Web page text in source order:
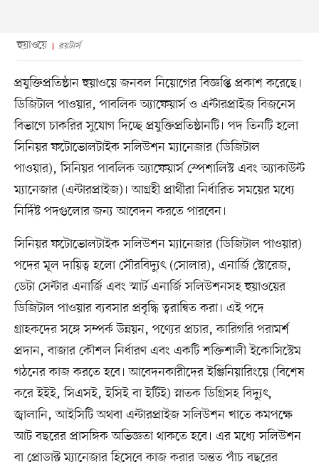
হুয়াওয়ে রয়টার্স
প্রযুক্তিপ্রতিষ্ঠান হুয়াওয়ে জনবল নিয়োগের বিজ্ঞপ্তি প্রকাশ করেছে।
ডিজিটাল পাওয়ার, পাবলিক অ্যাফেয়ার্স ও এন্টারপ্রাইজ বিজনেস
বিভাগে চাকরির সুযোগ দিচ্ছে প্রযুক্তিপ্রতিষ্ঠানটি। পদ তিনটি হলো
সিনিয়র ফটোভোলটাইক সলিউশন ম্যানেজার (ডিজিটাল
পাওয়ার), সিনিয়র পাবলিক অ্যাফেয়ার্স স্পেশালিস্ট এবং অ্যাকাউন্ট
ম্যানেজার (এন্টারপ্রাইজ)। আগ্রহী প্রার্থীরা নির্ধারিত সময়ের মধ্যে
নির্দিষ্ট পদগুলোর জন্য আবেদন করতে পারবেন।
সিনিয়র ফটোভোলটাইক সলিউশন ম্যানেজার (ডিজিটাল পাওয়ার)
পদের মূল দায়িত্ব হলো সৌরবিদ্যুৎ (সোলার), এনার্জি স্টোরেজ,
ডেটা সেন্টার এনার্জি এবং স্মার্ট এনার্জি সলিউশনসহ হুয়াওয়ের
ডিজিটাল পাওয়ার ব্যবসার প্রবৃদ্ধি ত্বরান্বিত করা। এই পদে
গ্রাহকদের সঙ্গে সম্পর্ক উন্নয়ন, পণ্যের প্রচার, কারিগরি পরামর্শ
প্রদান, বাজার কৌশল নির্ধারণ এবং একটি শক্তিশালী ইকোসিস্টেম
গঠনের কাজ করতে হবে। আবেদনকারীদের ইঞ্জিনিয়ারিংয়ে (বিশেষ
করে ইইই, সিএসই, ইসিই বা ইটিই) স্নাতক ডিগ্রিসহ বিদ্যুৎ,
জ্বালানি, আইসিটি অথবা এন্টারপ্রাইজ সলিউশন খাতে কমপক্ষে
আট বছরের প্রাসঙ্গিক অভিজ্ঞতা থাকতে হবে। এর মধ্যে সলিউশন
বা প্রোডাক্ট ম্যানেজার হিসেবে কাজ করার অন্তত পাঁচ বছরের